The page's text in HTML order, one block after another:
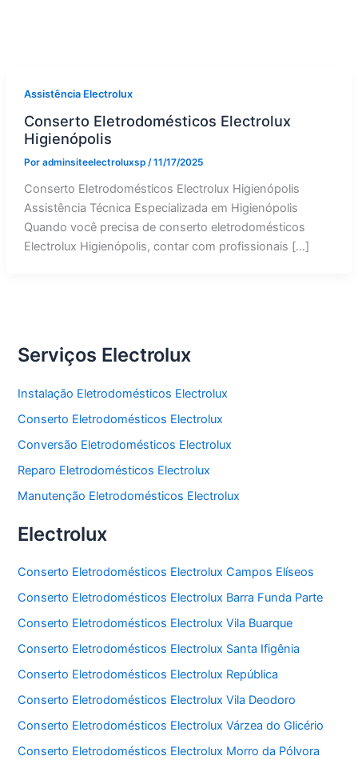
Assistência Electrolux
Conserto Eletrodomésticos Electrolux
Higienópolis
Por adminsiteelectroluxsp /11/17/2025
Conserto Eletrodomésticos Electrolux Higienópolis
Assistência Técnica Especializada em Higienópolis
Quando você precisa de conserto eletrodomésticos
Electrolux Higienópolis, contar com profissionais […]
Serviços Electrolux
Instalação Eletrodomésticos Electrolux
Conserto Eletrodomésticos Electrolux
Conversão Eletrodomésticos Electrolux
Reparo Eletrodomésticos Electrolux
Manutenção Eletrodomésticos Electrolux
Electrolux
Conserto Eletrodomésticos Electrolux Campos Elíseos
Conserto Eletrodomésticos Electrolux Barra Funda Parte
Conserto Eletrodomésticos Electrolux Vila Buarque
Conserto Eletrodomésticos Electrolux Santa Ifigênia
Conserto Eletrodomésticos Electrolux República
Conserto Eletrodomésticos Electrolux Vila Deodoro
Conserto Eletrodomésticos Electrolux Várzea do Glicério
Conserto Eletrodomésticos Electrolux Morro da Pólvora